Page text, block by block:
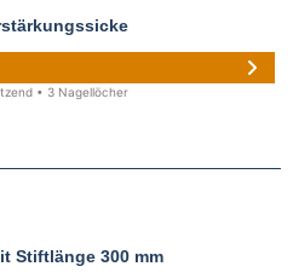
• 3 Nagellöcher
Stiftlänge 300 mm